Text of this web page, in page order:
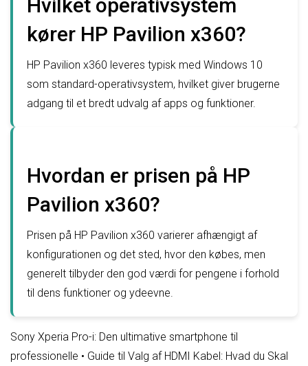
Hvilket operativsystem
kører HP Pavilion x360?
HP Pavilion x360 leveres typisk med Windows 10
som standard-operativsystem, hvilket giver brugerne
adgang til et bredt udvalg af apps og funktioner.
Hvordan er prisen på HP
Pavilion x360?
Prisen på HP Pavilion x360 varierer afhængigt af
konfigurationen og det sted, hvor den købes, men
generelt tilbyder den god værdi for pengene i forhold
til dens funktioner og ydeevne.
Sony Xperia Pro-i: Den ultimative smartphone til
professionelle • Guide til Valg af HDMI Kabel: Hvad du Skal